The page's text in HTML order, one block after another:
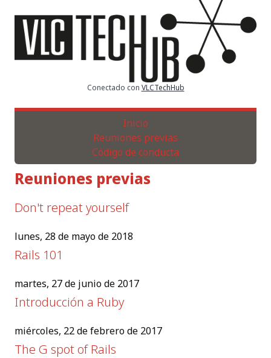
Conectado con VLCTechHub
Inicio
Reuniones previas
Código de conducta
Reuniones previas
Don't repeat yourself
lunes, 28 de mayo de 2018
Rails 101
martes, 27 de junio de 2017
Introducción a Ruby
miércoles, 22 de febrero de 2017
The G spot of Rails